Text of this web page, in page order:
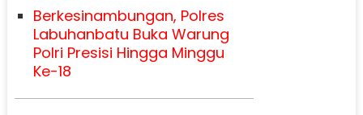
Berkesinambungan, Polres
Labuhanbatu Buka Warung
Polri Presisi Hingga Minggu
Ke-18